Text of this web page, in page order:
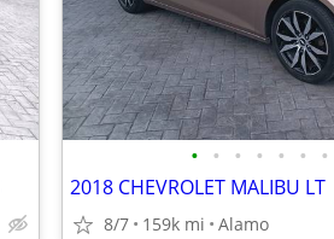
• • • • • • •
2018 CHEVROLET MALIBU LT
8/7 159k mi Alamo